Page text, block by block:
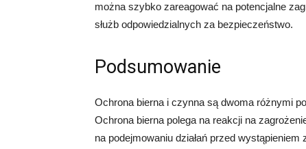
można szybko zareagować na potencjalne
służb odpowiedzialnych za bezpieczeństwo.
Podsumowanie
Ochrona bierna i czynna są dwoma różnymi
Ochrona bierna polega na reakcji na
na podejmowaniu działań przed